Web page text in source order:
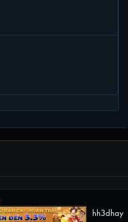
hh3dhay